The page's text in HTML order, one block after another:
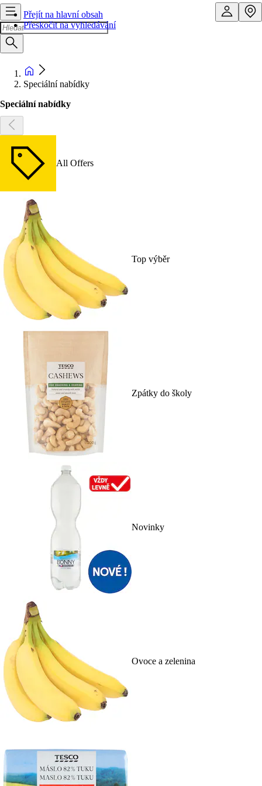
Přejít na hlavní obsah
Přeskočit na vyhledávání
Speciální nabídky
Speciální nabídky
All Offers
Top výběr
Zpátky do školy
Novinky
Ovoce a zelenina